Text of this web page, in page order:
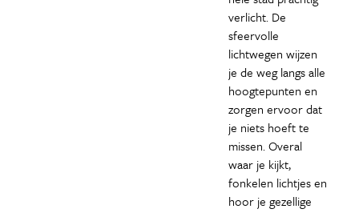
verlicht. De
sfeervolle
lichtwegen wijzen
je de weg langs alle
hoogtepunten en
zorgen ervoor dat
je niets hoeft te
missen. Overal
waar je kijkt,
fonkelen lichtjes en
hoor je gezellige